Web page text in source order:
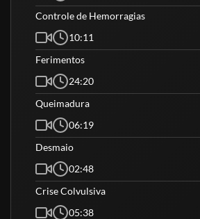
Controle de Hemorragias
10:11
Ferimentos
24:20
Queimadura
06:19
Desmaio
02:48
Crise Colvulsiva
05:38